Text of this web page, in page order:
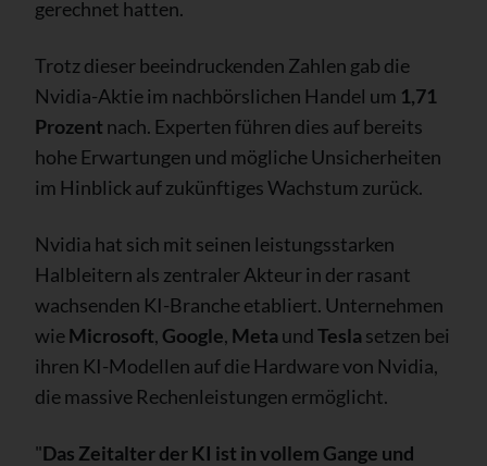
gerechnet hatten.
Trotz dieser beeindruckenden Zahlen gab die
Nvidia-Aktie im nachbörslichen Handel um 1,71
Prozent nach. Experten führen dies auf bereits
hohe Erwartungen und mögliche Unsicherheiten
im Hinblick auf zukünftiges Wachstum zurück.
Nvidia hat sich mit seinen leistungsstarken
Halbleitern als zentraler Akteur in der rasant
wachsenden KI-Branche etabliert. Unternehmen
wieMicrosoft, Google, Meta undTesla setzen bei
ihren KI-Modellen auf die Hardware von Nvidia,
die massive Rechenleistungen ermöglicht.
"Das Zeitalter der KI ist in vollem Gange und